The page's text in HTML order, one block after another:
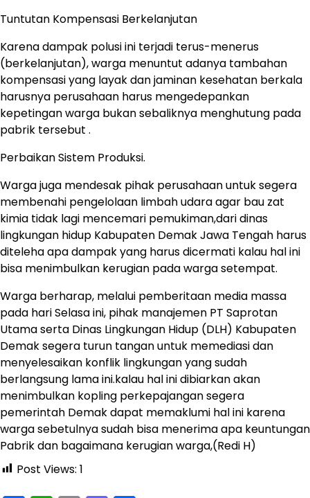
Tuntutan Kompensasi Berkelanjutan
Karena dampak polusi ini terjadi terus-menerus
(berkelanjutan), warga menuntut adanya tambahan
kompensasi yang layak dan jaminan kesehatan berkala
harusnya perusahaan harus mengedepankan
kepetingan warga bukan sebaliknya menghutung pada
pabrik tersebut .
Perbaikan Sistem Produksi.
Warga juga mendesak pihak perusahaan untuk segera
membenahi pengelolaan limbah udara agar bau zat
kimia tidak lagi mencemari pemukiman,dari dinas
lingkungan hidup Kabupaten Demak Jawa Tengah harus
diteleha apa dampak yang harus dicermati kalau hal ini
bisa menimbulkan kerugian pada warga setempat.
Warga berharap, melalui pemberitaan media massa
pada hari Selasa ini, pihak manajemen PT Saprotan
Utama serta Dinas Lingkungan Hidup (DLH) Kabupaten
Demak segera turun tangan untuk memediasi dan
menyelesaikan konflik lingkungan yang sudah
berlangsung lama ini.kalau hal ini dibiarkan akan
menimbulkan kopling perkepajangan segera
pemerintah Demak dapat memaklumi hal ini karena
warga sebetulnya sudah bisa menerima apa keuntungan
Pabrik dan bagaimana kerugian warga,(Redi H)
Post Views: 1